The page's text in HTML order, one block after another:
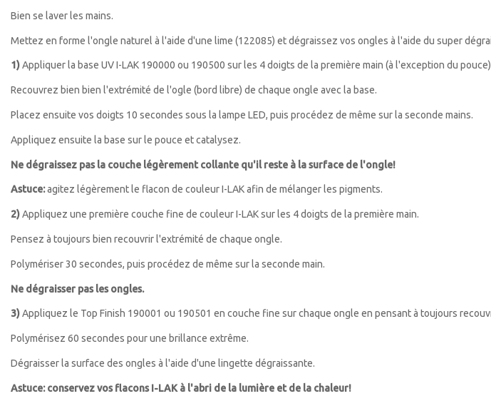
Bien se laver les mains.
Mettez en forme l'ongle naturel à l'aide d'une lime (122085) et dégraissez vos ongles à l'aide du super
1)Appliquer la base UV I-LAK 190000 ou 190500 sur les 4 doigts de la première main (à l'exception du
Recouvrez bien bien l'extrémité de l'ogle (bord libre) de chaque ongle avec la base.
Placez ensuite vos doigts 10 secondes sous la lampe LED, puis procédez de même sur la seconde mains.
Appliquez ensuite la base sur le pouce et catalysez.
Ne dégraissez pas la couche légèrement collante qu'il reste à la surface de l'ongle!
Astuce:agitez légèrement le flacon de couleur I-LAK afin de mélanger les pigments.
2)Appliquez une première couche fine de couleur I-LAK sur les 4 doigts de la première main.
Pensez à toujours bien recouvrir l'extrémité de chaque ongle.
Polymériser 30 secondes, puis procédez de même sur la seconde main.
Ne dégraisser pas les ongles.
3)Appliquez le Top Finish 190001 ou 190501 en couche fine sur chaque ongle en pensant à toujours
Polymérisez 60 secondes pour une brillance extrême.
Dégraisser la surface des ongles à l'aide d'une lingette dégraissante.
Astuce: conservez vos flacons I-LAK à l'abri de la lumière et de la chaleur!